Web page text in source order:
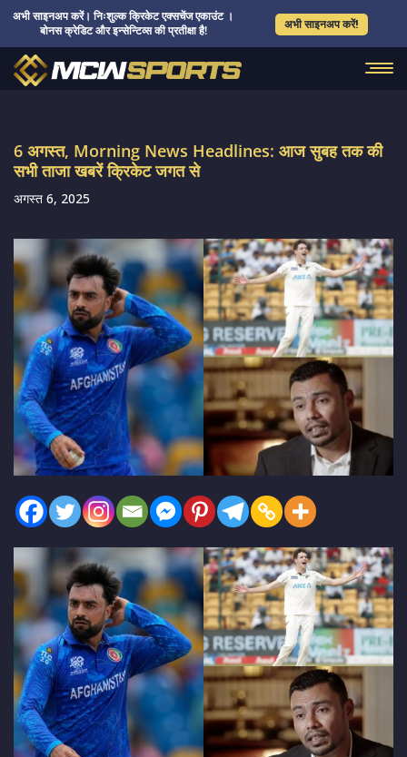
अभी साइनअप करें। निःशुल्क क्रिकेट एक्सचेंज एकाउंट ।
बोनस क्रेडिट और इन्सेन्टिव्स की प्रतीक्षा है!
अभी साइनअप करें!
6 अगस्त, Morning News Headlines: आज सुबह तक की
सभी ताजा खबरें क्रिकेट जगत से
अगस्त 6, 2025